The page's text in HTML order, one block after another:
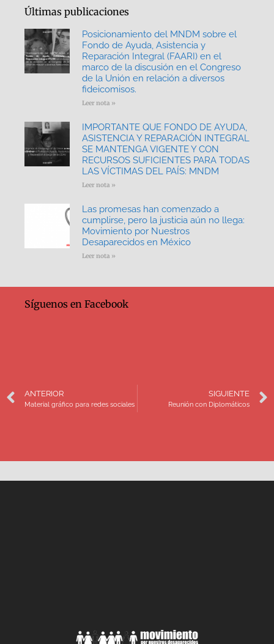
Últimas publicaciones
Posicionamiento del MNDM sobre el
Fondo de Ayuda, Asistencia y
Reparación Integral (FAARI) en el
marco de la discusión en el Congreso
de la Unión en relación a diversos
fideicomisos.
Leer nota »
IMPORTANTE QUE FONDO DE AYUDA,
ASISTENCIA Y REPARACIÓN INTEGRAL
SE MANTENGA VIGENTE Y CON
RECURSOS SUFICIENTES PARA TODAS
LAS VÍCTIMAS DEL PAÍS: MNDM
Leer nota »
Las promesas han comenzado a
cumplirse, pero la justicia aún no llega:
Movimiento por Nuestros
Desaparecidos en México
Leer nota »
Síguenos en Facebook
ANTERIOR
Material gráfico para redes sociales
SIGUIENTE
Reunión con Diplomáticos